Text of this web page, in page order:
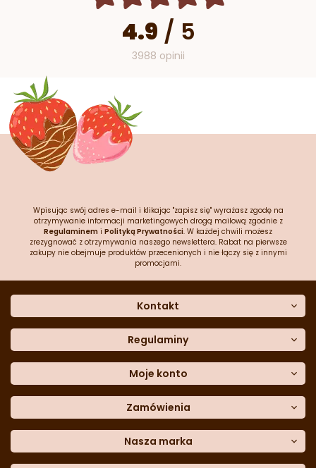
4.9 / 5
3988 opinii
Wpisując swój adres e-mail i klikając "zapisz się" wyrażasz zgodę na
otrzymywanie informacji marketingowych drogą mailową zgodnie z
Regulaminem i Polityką Prywatności. W każdej chwili możesz
zrezygnować z otrzymywania naszego newslettera. Rabat na pierwsze
zakupy nie obejmuje produktów przecenionych i nie łączy się z innymi
promocjami.
Kontakt
Dane kontaktowe
Często zadawane pytania
Sklep stacjonarny
Formularz kontaktowy
Blog
telefon:601 767 272
Regulaminy
Polityka prywatności
Polityka cookies
Polityka reklamacji
Polityka zwrotów
Dostępność cyfrowa
Moje konto
Moje dane
Historia zamówień
Lista ulubionych
Moje rabaty
Zamówienia
Metody płatności
Dane do przelewu
Nasza marka